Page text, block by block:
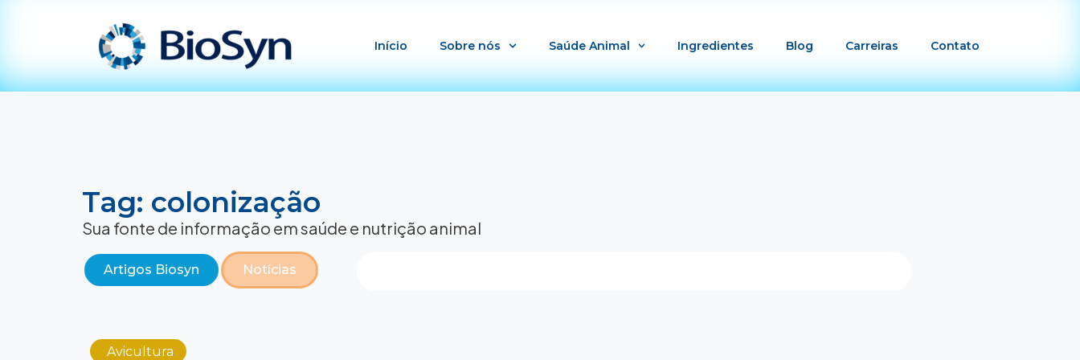
Início Sobre nós Saúde Animal Ingredientes Blog Carreiras Contato
Tag: colonização
Sua fonte de informação em saúde e nutrição animal
Artigos Biosyn Notícias
Avicultura